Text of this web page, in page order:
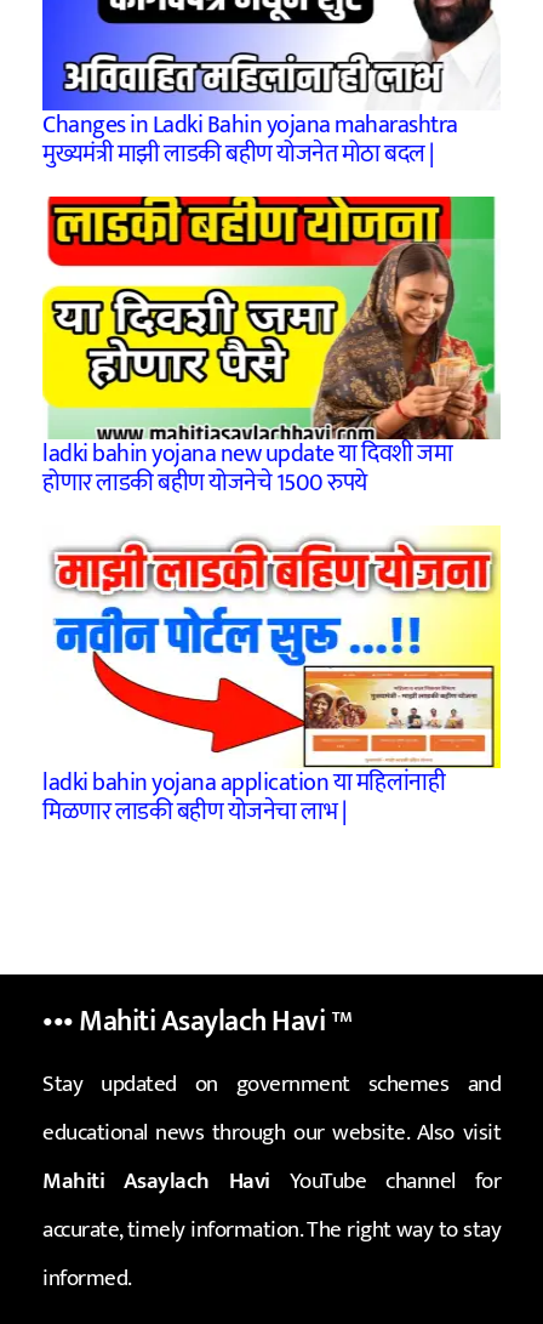
Changes in Ladki Bahin yojana maharashtra
मुख्यमंत्री माझी लाडकी बहीण योजनेत मोठा बदल |
ladki bahin yojana new update या दिवशी जमा
होणार लाडकी बहीण योजनेचे 1500 रुपये
ladki bahin yojana application या महिलांनाही
मिळणार लाडकी बहीण योजनेचा लाभ |
••• Mahiti Asaylach Havi™
Stay updated on government schemes and
educational news through our website. Also visit
Mahiti Asaylach Havi YouTube channel for
accurate, timely information. The right way to stay
informed.